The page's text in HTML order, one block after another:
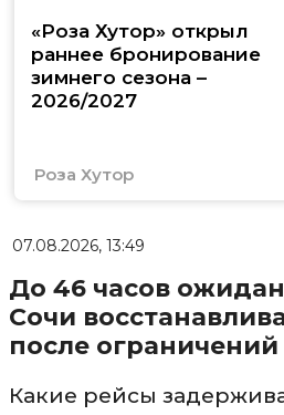
«Роза Хутор» открыл
раннее бронирование
зимнего сезона –
2026/2027
Роза Хутор
07.08.2026, 13:49
До 46 часов
Сочи
после ограничений
Какие рейсы